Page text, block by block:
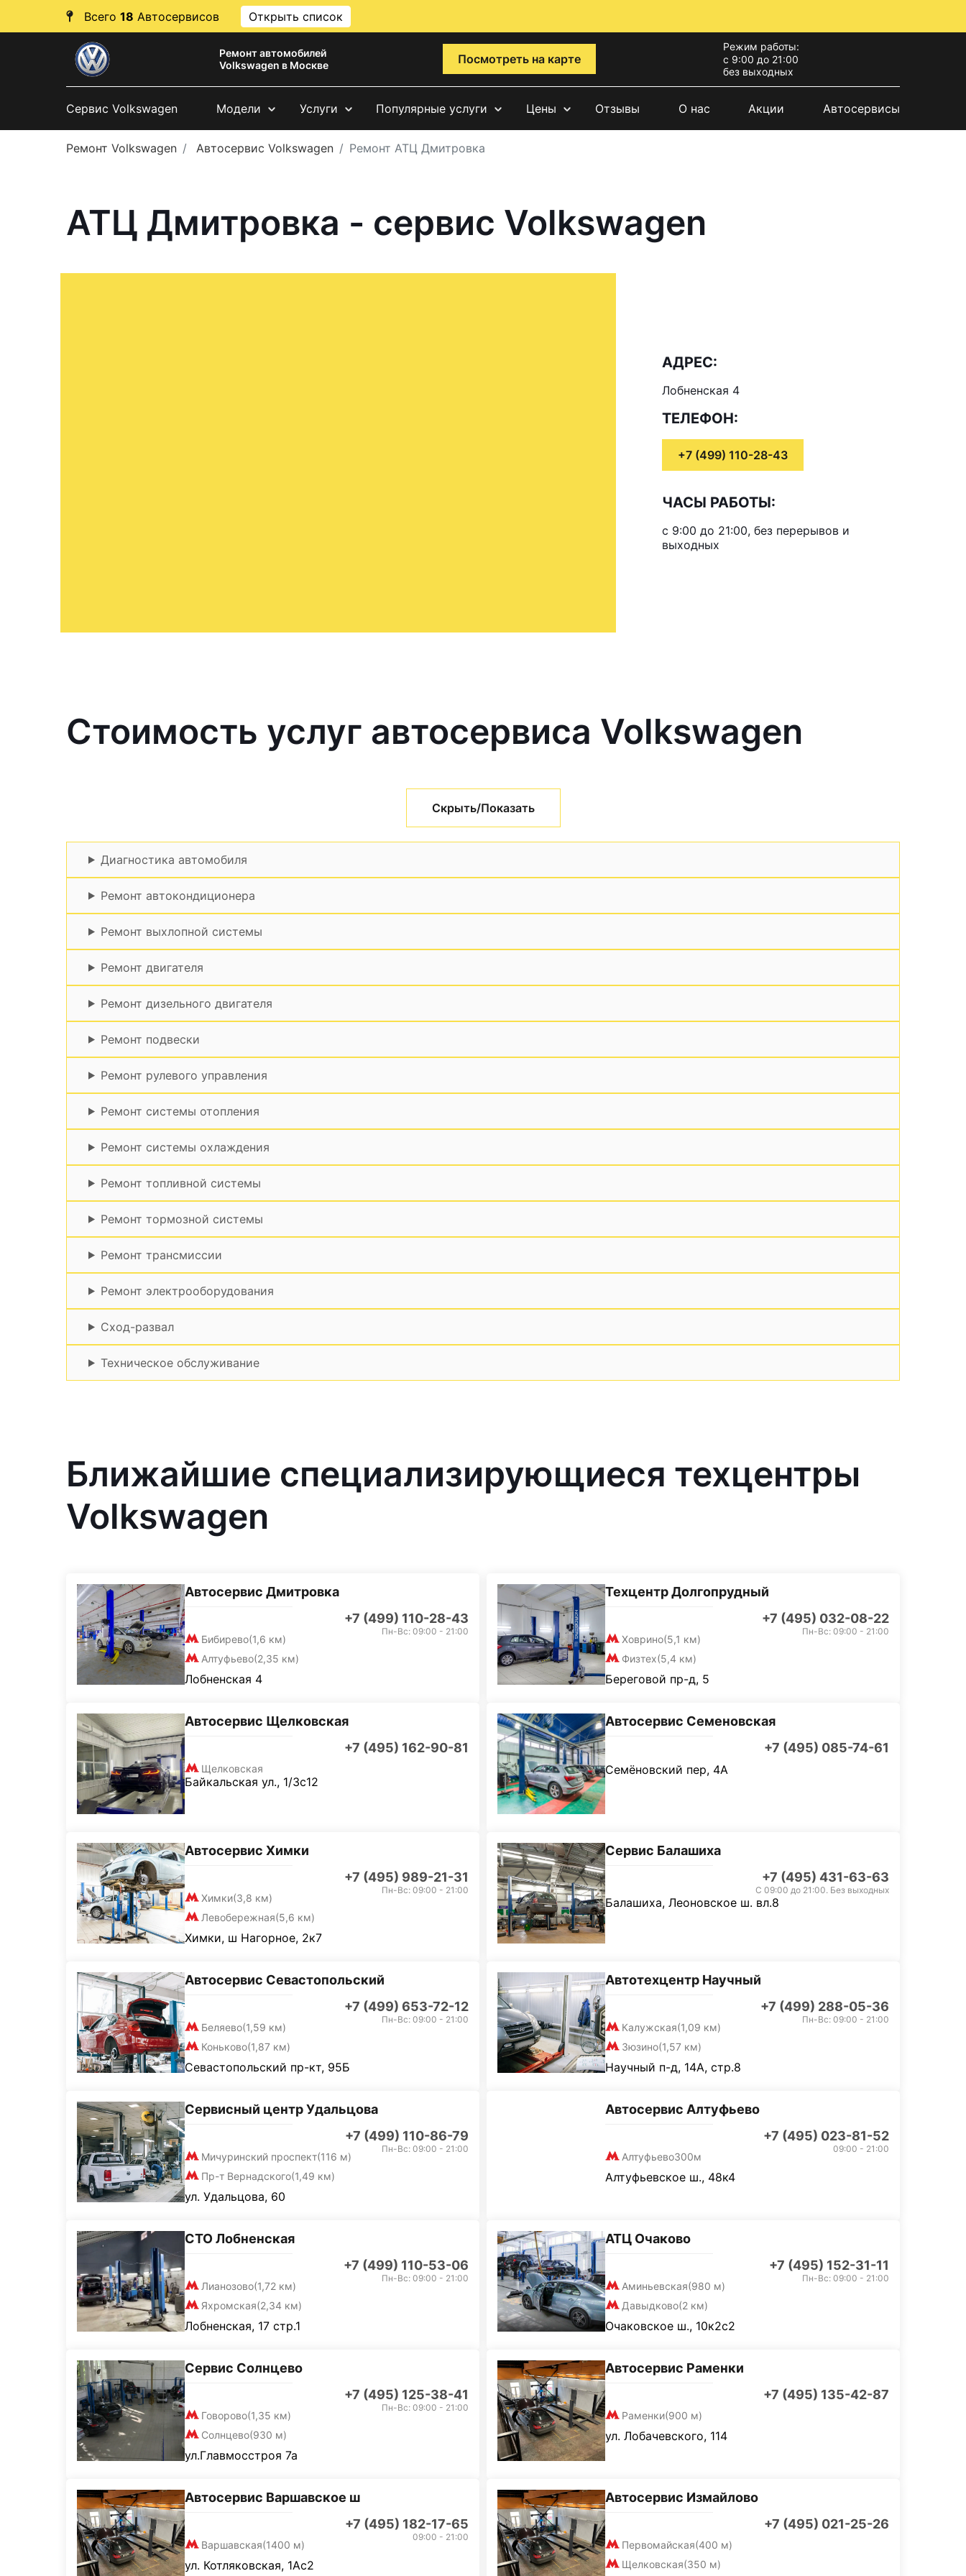
Всего 18 Автосервисов Открыть список
Ремонт автомобилей
Volkswagen в Москве
Посмотреть на карте
Режим работы:
с 9:00 до 21:00
без выходных
Сервис Volkswagen Модели Услуги Популярные услуги Цены Отзывы О нас Акции Автосервисы
Ремонт Volkswagen Автосервис Volkswagen Ремонт АТЦ Дмитровка
АТЦ Дмитровка - сервис Volkswagen
АДРЕС:
Лобненская 4
ТЕЛЕФОН:
+7 (499) 110-28-43
ЧАСЫ РАБОТЫ:
с 9:00 до 21:00, без перерывов и
выходных
Стоимость услуг автосервиса Volkswagen
Скрыть/Показать
Диагностика автомобиля
Ремонт автокондиционера
Ремонт выхлопной системы
Ремонт двигателя
Ремонт дизельного двигателя
Ремонт подвески
Ремонт рулевого управления
Ремонт системы отопления
Ремонт системы охлаждения
Ремонт топливной системы
Ремонт тормозной системы
Ремонт трансмиссии
Ремонт электрооборудования
Сход-развал
Техническое обслуживание
Ближайшие специализирующиеся техцентры
Volkswagen
Автосервис Дмитровка
+7 (499) 110-28-43
Бибирево(1,6 км)
Алтуфьево(2,35 км)
Пн-Вс: 09:00 - 21:00
Лобненская 4
Техцентр Долгопрудный
+7 (495) 032-08-22
Ховрино(5,1 км)
Физтех(5,4 км)
Пн-Вс: 09:00 - 21:00
Береговой пр-д, 5
Автосервис Щелковская
+7 (495) 162-90-81
Щелковская
Байкальская ул., 1/3с12
Автосервис Семеновская
+7 (495) 085-74-61
Семёновский пер, 4А
Автосервис Химки
+7 (495) 989-21-31
Химки(3,8 км)
Левобережная(5,6 км)
Пн-Вс: 09:00 - 21:00
Химки, ш Нагорное, 2к7
Сервис Балашиха
+7 (495) 431-63-63
С 09:00 до 21:00. Без выходных
Балашиха, Леоновское ш. вл.8
Автосервис Севастопольский
+7 (499) 653-72-12
Беляево(1,59 км)
Коньково(1,87 км)
Пн-Вс: 09:00 - 21:00
Севастопольский пр-кт, 95Б
Автотехцентр Научный
+7 (499) 288-05-36
Калужская(1,09 км)
Зюзино(1,57 км)
Пн-Вс: 09:00 - 21:00
Научный п-д, 14А, стр.8
Сервисный центр Удальцова
+7 (499) 110-86-79
Мичуринский проспект(116 м)
Пр-т Вернадского(1,49 км)
Пн-Вс: 09:00 - 21:00
ул. Удальцова, 60
Автосервис Алтуфьево
+7 (495) 023-81-52
Алтуфьево300м
09:00 - 21:00
Алтуфьевское ш., 48к4
СТО Лобненская
+7 (499) 110-53-06
Лианозово(1,72 км)
Яхромская(2,34 км)
Пн-Вс: 09:00 - 21:00
Лобненская, 17 стр.1
АТЦ Очаково
+7 (495) 152-31-11
Аминьевская(980 м)
Давыдково(2 км)
Пн-Вс: 09:00 - 21:00
Очаковское ш., 10к2с2
Сервис Солнцево
+7 (495) 125-38-41
Говорово(1,35 км)
Солнцево(930 м)
Пн-Вс: 09:00 - 21:00
ул.Главмосстроя 7а
Автосервис Раменки
+7 (495) 135-42-87
Раменки(900 м)
ул. Лобачевского, 114
Автосервис Варшавское ш
+7 (495) 182-17-65
Варшавская(1400 м)
09:00 - 21:00
ул. Котляковская, 1Ас2
Автосервис Измайлово
+7 (495) 021-25-26
Первомайская(400 м)
Щелковская(350 м)